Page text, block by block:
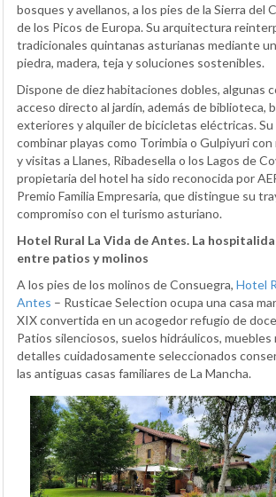
bosques y avellanos, a los pies de la Sierra del
de los Picos de Europa. Su arquitectura
tradicionales quintanas asturianas mediante
piedra, madera, teja y soluciones sostenibles.
Dispone de diez habitaciones dobles, algunas
acceso directo al jardín, además de biblioteca,
exteriores y alquiler de bicicletas eléctricas.
combinar playas como Torimbia o Gulpiyuri
y visitas a Llanes, Ribadesella o los Lagos de
propietaria del hotel ha sido reconocida por
Premio Familia Empresaria, que distingue su
compromiso con el turismo asturiano.
Hotel Rural La Vida de Antes. La
entre patios y molinos
A los pies de los molinos de Consuegra, Hotel
Antes – Rusticae Selection ocupa una casa
XIX convertida en un acogedor refugio de
Patios silenciosos, suelos hidráulicos,
detalles cuidadosamente seleccionados
las antiguas casas familiares de La Mancha.